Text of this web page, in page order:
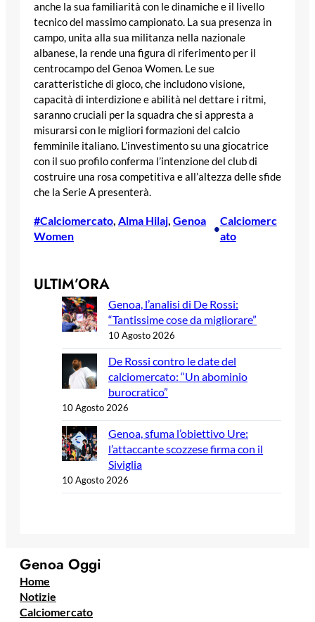
anche la sua familiarità con le dinamiche e il livello
tecnico del massimo campionato. La sua presenza in
campo, unita alla sua militanza nella nazionale
albanese, la rende una figura di riferimento per il
centrocampo del Genoa Women. Le sue
caratteristiche di gioco, che includono visione,
capacità di interdizione e abilità nel dettare i ritmi,
saranno cruciali per la squadra che si appresta a
misurarsi con le migliori formazioni del calcio
femminile italiano. L’investimento su una giocatrice
con il suo profilo conferma l’intenzione del club di
costruire una rosa competitiva e all’altezza delle sfide
che la Serie A presenterà.
#Calciomercato, Alma Hilaj, Genoa
Women
•
Calciomerc
ato
ULTIM’ORA
Genoa, l’analisi di De Rossi:
“Tantissime cose da migliorare”
10 Agosto 2026
De Rossi contro le date del
calciomercato: “Un abominio
burocratico”
10 Agosto 2026
Genoa, sfuma l’obiettivo Ure:
l’attaccante scozzese firma con il
Siviglia
10 Agosto 2026
Genoa Oggi
Home
Notizie
Calciomercato